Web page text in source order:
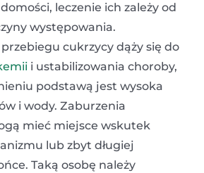
leczenie ich zależy od
występowania.
przebiegu cukrzycy dąży się do
i ustabilizowania choroby,
podstawą jest wysoka
i wody. Zaburzenia
mieć miejsce wskutek
lub zbyt długiej
Taką osobę należy